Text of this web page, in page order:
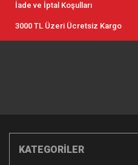
İade ve İptal Koşulları
3000 TL Üzeri Ücretsiz Kargo
KATEGORİLER